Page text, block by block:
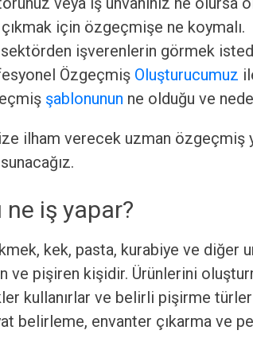
çıkmak için özgeçmişe ne koymalı.
işverenlerin görmek
Özgeçmiş Oluşturucumuz
şablonunun ne olduğu ve
ilham verecek uzman özgeçmiş
ne iş yapar?
kek, pasta, kurabiye ve
ve pişiren kişidir. Ürünlerini
kullanırlar ve belirli pişirme
belirleme, envanter çıkarma ve